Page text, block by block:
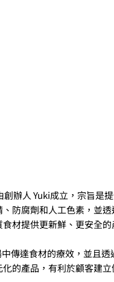
創辦人 Yuki成立，宗旨是
防腐劑和人工色素，並
材提供更新鮮、更安全
傳達食材的療效，並且
的產品，有利於顧客建